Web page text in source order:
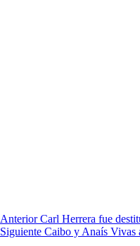
Anterior Carl Herrera fue
Siguiente Caibo y Anaís Vivas